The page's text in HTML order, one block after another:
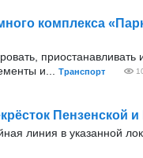
комплекса
приостанавливать
и...
Транспорт
Пензенской
линия в указанной